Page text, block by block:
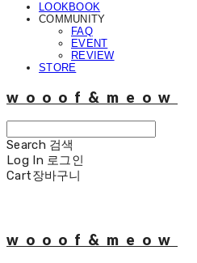
LOOKBOOK
COMMUNITY
FAQ
EVENT
REVIEW
STORE
wooof&meow
Search 검색
Log In 로그인
Cart장바구니
wooof&meow